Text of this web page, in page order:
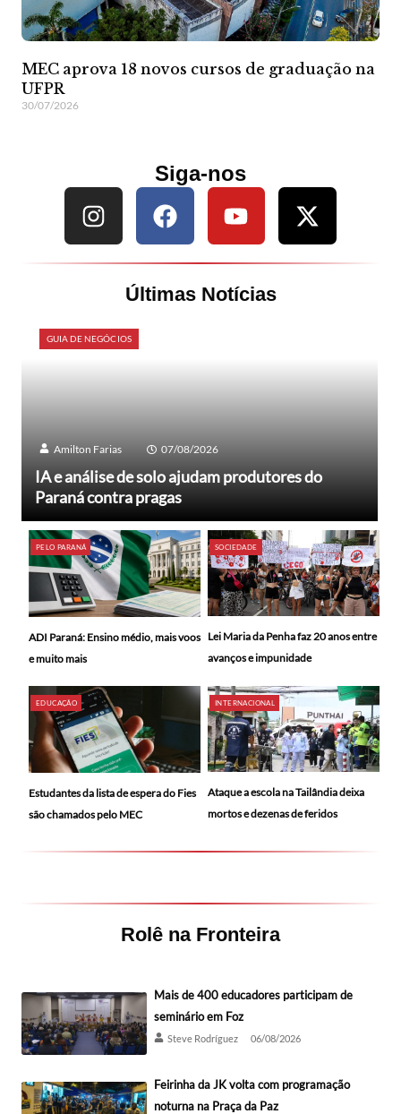
MEC aprova 18 novos cursos de graduação na
UFPR
30/07/2026
Siga-nos
Últimas Notícias
GUIA DE NEGÓCIOS
Amilton Farias 07/08/2026
IA e análise de solo ajudam produtores do
Paraná contra pragas
PELO PARANÁ
ADI Paraná: Ensino médio, mais voos
e muito mais
SOCIEDADE
Lei Maria da Penha faz 20 anos entre
avanços e impunidade
EDUCAÇÃO
Estudantes da lista de espera do Fies
são chamados pelo MEC
INTERNACIONAL
Ataque a escola na Tailândia deixa
mortos e dezenas de feridos
Rolê na Fronteira
Mais de 400 educadores participam de
seminário em Foz
Steve Rodríguez 06/08/2026
Feirinha da JK volta com programação
noturna na Praça da Paz